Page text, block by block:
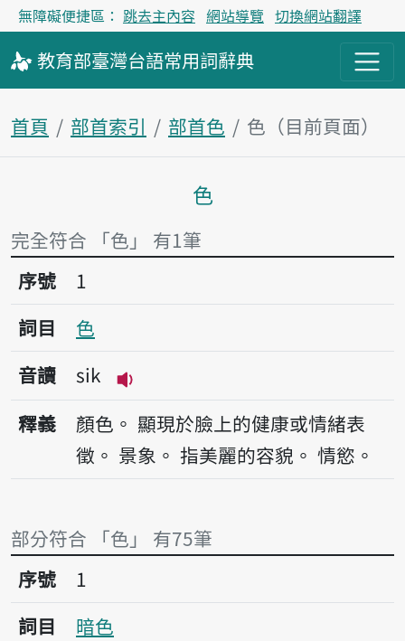
無障礙便捷區： 跳去主內容 網站導覽 切換網站翻譯
教育部臺灣台語常用詞辭典
首頁 部首索引 部首色 色（目前頁面）
主內容區塊
色
完全符合 「色」 有1筆
序號1色
序號
1
詞目
色
音讀
sik
播放音讀sik
釋義 顏色。 顯現於臉上的健康或情緒表
徵。 景象。 指美麗的容貌。 情慾。
部分符合 「色」 有75筆
序號1暗色
序號
1
詞目
暗色